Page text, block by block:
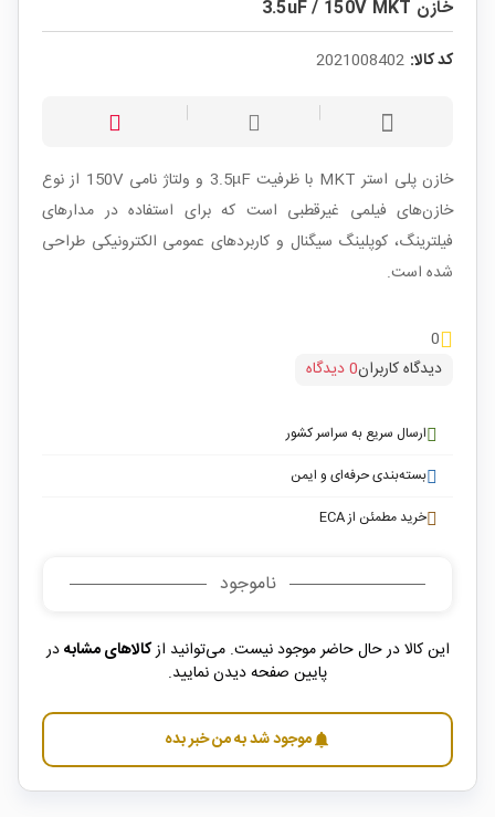
خازن 3.5uF / 150V MKT
کد کالا: 2021008402
خازن پلی استر MKT با ظرفیت 3.5µF و ولتاژ نامی 150V از نوع
خازن‌های فیلمی غیرقطبی است که برای استفاده در مدارهای
فیلترینگ، کوپلینگ سیگنال و کاربردهای عمومی الکترونیکی طراحی
شده است.
0
دیدگاه کاربران0 دیدگاه
ارسال سریع به سراسر کشور
بسته‌بندی حرفه‌ای و ایمن
خرید مطمئن از ECA
ناموجود
این کالا در حال حاضر موجود نیست. می‌توانید ازکالاهای مشابهدر
پایین صفحه دیدن نمایید.
notificationsموجود شد به من خبر بده